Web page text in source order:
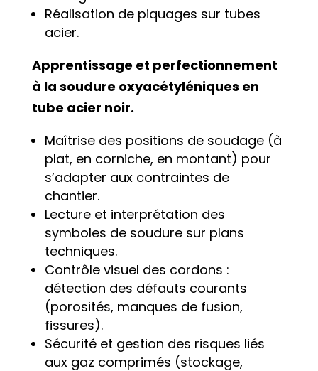
Réalisation de piquages sur tubes
acier.
Apprentissage et perfectionnement
à la soudure oxyacétyléniques en
tube acier noir.
Maîtrise des positions de soudage (à
plat, en corniche, en montant) pour
s’adapter aux contraintes de
chantier.
Lecture et interprétation des
symboles de soudure sur plans
techniques.
Contrôle visuel des cordons :
détection des défauts courants
(porosités, manques de fusion,
fissures).
Sécurité et gestion des risques liés
aux gaz comprimés (stockage,